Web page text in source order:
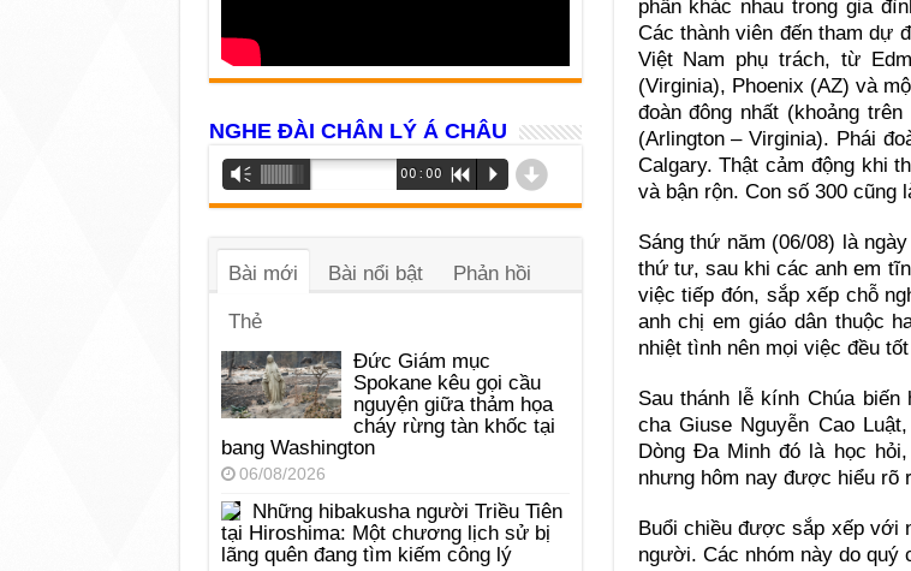
phần khác nhau trong gia
Các thành viên đến tham dự
Việt Nam phụ trách, từ
(Virginia), Phoenix (AZ) và
đoàn đông nhất (khoảng
(Arlington – Virginia). Phái
Calgary. Thật cảm động khi
và bận rộn. Con số 300 cũng
Sáng thứ năm (06/08) là
thứ tư, sau khi các anh em
việc tiếp đón, sắp xếp chỗ
anh chị em giáo dân thuộc
nhiệt tình nên mọi việc đều
Sau thánh lễ kính Chúa
cha Giuse Nguyễn Cao
Dòng Đa Minh đó là học
nhưng hôm nay được hiểu rõ
Buổi chiều được sắp xếp với
người. Các nhóm này do quý
NGHE ĐÀI CHÂN LÝ Á CHÂU
Trình
phát
âm
Vm 00:00 R P d
Bài mới Bài nổi bật Phản hồi
Thẻ
Đức Giám mục
Spokane kêu gọi cầu
nguyện giữa thảm họa
cháy rừng tàn khốc tại
bang Washington
06/08/2026
Những hibakusha người Triều Tiên
tại Hiroshima: Một chương lịch sử bị
lãng quên đang tìm kiếm công lý